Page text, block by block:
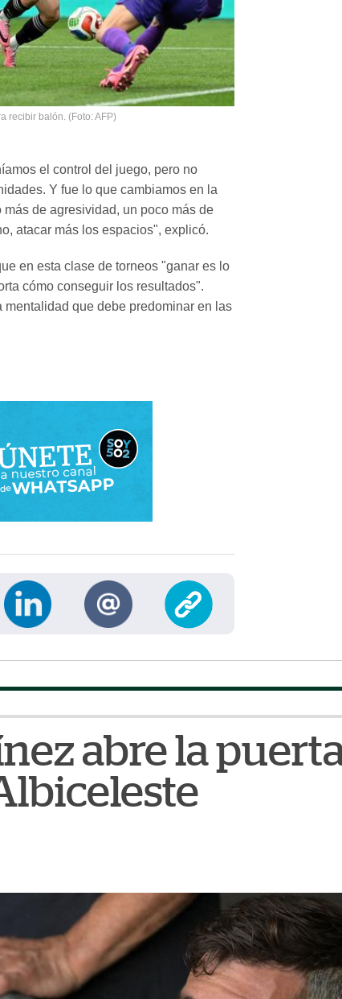
recibir balón. (Foto: AFP)
el control del juego, pero no
Y fue lo que cambiamos en la
de agresividad, un poco más de
atacar más los espacios", explicó.
en esta clase de torneos "ganar es lo
cómo conseguir los resultados".
mentalidad que debe predominar en las
abre la